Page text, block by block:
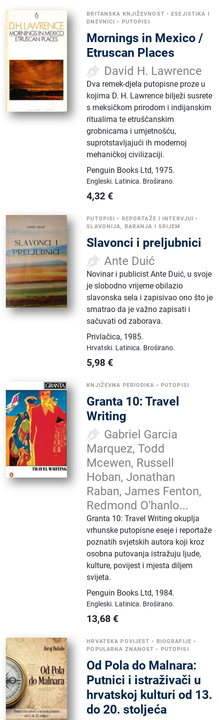
BRITANSKA KNJIŽEVNOST •ESEJISTIKA I
DNEVNICI • PUTOPISI
Mornings in Mexico /
Etruscan Places
David H. Lawrence
Dva remek-djela putopisne proze u
kojima D. H. Lawrence bilježi susrete
s meksičkom prirodom i indijanskim
ritualima te etruščanskim
grobnicama i umjetnošću,
suprotstavljajući ih modernoj
mehaničkoj civilizaciji.
Penguin Books Ltd, 1975.
Engleski. Latinica. Broširano.
4,32 €
PUTOPISI • REPORTAŽE I INTERVJUI •
SLAVONIJA, BARANJA I SRIJEM
Slavonci i preljubnici
Ante Duić
Novinar i publicist Ante Duić, u svoje
je slobodno vrijeme obilazio
slavonska sela i zapisivao ono što je
smatrao da je važno zapisati i
sačuvati od zaborava.
Privlačica, 1985.
Hrvatski. Latinica. Broširano.
5,98 €
KNJIŽEVNA PERIODIKA • PUTOPISI
Granta 10: Travel
Writing
Gabriel Garcia
Marquez, Todd
Mcewen, Russell
Hoban, Jonathan
Raban, James Fenton,
Redmond O'hanlo...
Granta 10: Travel Writing okuplja
vrhunske putopisne eseje i reportaže
poznatih svjetskih autora koji kroz
osobna putovanja istražuju ljude,
kulture, povijest i mjesta diljem
svijeta.
Penguin Books Ltd, 1984.
Engleski. Latinica. Broširano.
13,68 €
HRVATSKA POVIJEST • BIOGRAFIJE •
POPULARNA ZNANOST • PUTOPISI
Od Pola do Malnara:
Putnici i istraživači u
hrvatskoj kulturi od 13.
do 20. stoljeća